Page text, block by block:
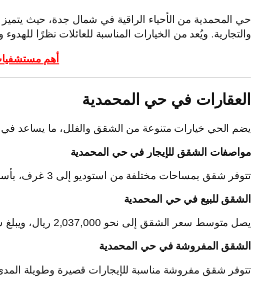
حي المحمدية من الأحياء الراقية في شمال جدة، حيث
والتجارية. ويُعد من الخيارات المناسبة للعائلات نظرًا
أهم
العقارات في حي المحمدية
يضم الحي خيارات متنوعة من الشقق والفلل، ما يساعد في
مواصفات الشقق للإيجار في حي المحمدية
تتوفر شقق بمساحات مختلفة من استوديو إلى 3 غرف، بأسعار مناسبة، سواء بنظام شهري أو سنوي.
الشقق للبيع في حي المحمدية
يصل متوسط سعر الشقق إلى نحو 2,037,000 ريال، ويبلغ سعر المتر حوالي 6,371 ريال.
الشقق المفروشة في حي المحمدية
تتوفر شقق مفروشة مناسبة للإيجارات قصيرة وطويلة